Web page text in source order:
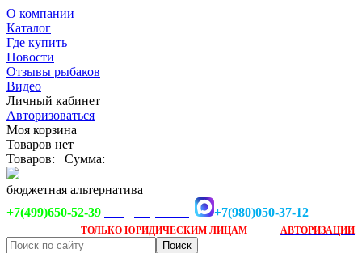
О компании
Каталог
Где купить
Новости
Отзывы рыбаков
Видео
Личный кабинет
Авторизоваться
Моя корзина
Товаров нет
Товаров:
Сумма:
бюджетная альтернатива
+7(499)650-52-39
+7(980)050-37-12
ТОЛЬКО ЮРИДИЧЕСКИМ ЛИЦАМ АВТОРИЗАЦИИ